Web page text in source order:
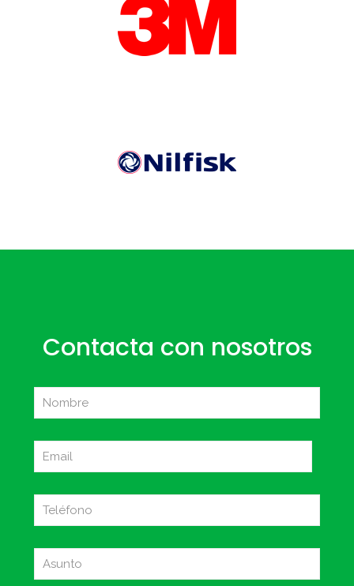
Contacta con nosotros